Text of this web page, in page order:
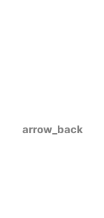
arrow_back